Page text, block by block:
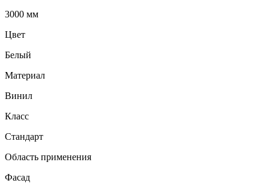
3000 мм
Цвет
Белый
Материал
Винил
Класс
Стандарт
Область применения
Фасад